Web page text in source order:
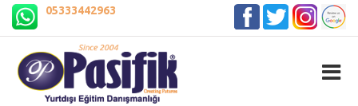
05333442963